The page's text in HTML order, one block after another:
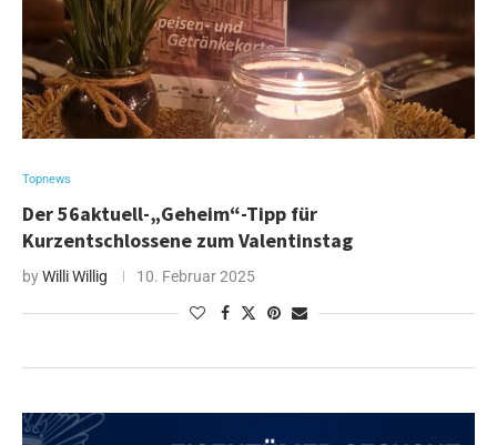
Topnews
Der 56aktuell-„Geheim“-Tipp für
Kurzentschlossene zum Valentinstag
byWilli Willig 10. Februar 2025